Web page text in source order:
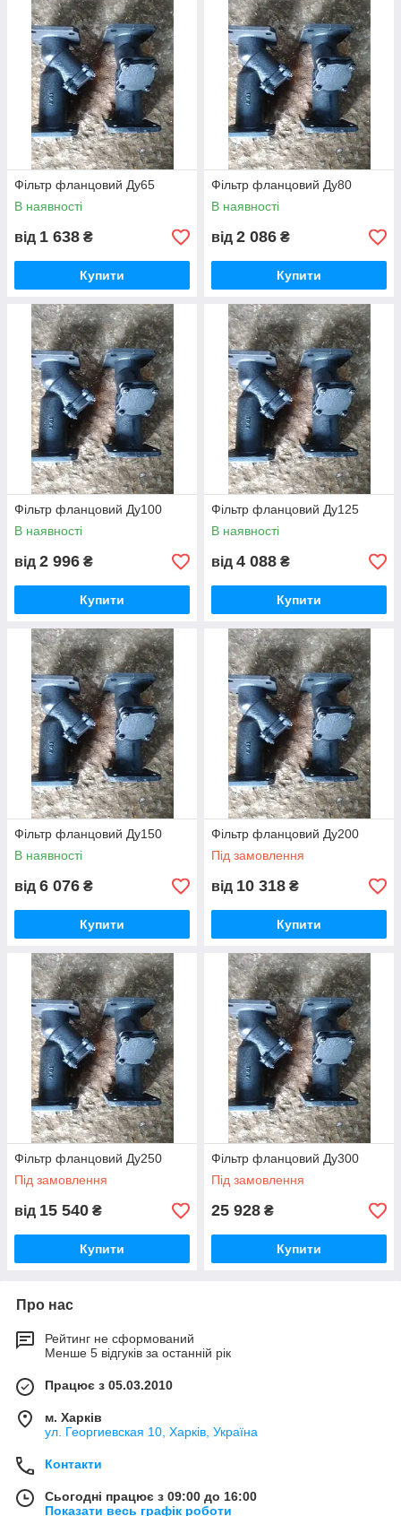
Фільтр фланцовий Ду65
В наявності
від 1 638 ₴
Купити
Фільтр фланцовий Ду80
В наявності
від 2 086 ₴
Купити
Фільтр фланцовий Ду100
В наявності
від 2 996 ₴
Купити
Фільтр фланцовий Ду125
В наявності
від 4 088 ₴
Купити
Фільтр фланцовий Ду150
В наявності
від 6 076 ₴
Купити
Фільтр фланцовий Ду200
Під замовлення
від 10 318 ₴
Купити
Фільтр фланцовий Ду250
Під замовлення
від 15 540 ₴
Купити
Фільтр фланцовий Ду300
Під замовлення
25 928 ₴
Купити
Про нас
Рейтинг не сформований
Менше 5 відгуків за останній рік
Працює з 05.03.2010
м. Харків
ул. Георгиевская 10, Харків, Україна
Контакти
Сьогодні працює з 09:00 до 16:00
Показати весь графік роботи